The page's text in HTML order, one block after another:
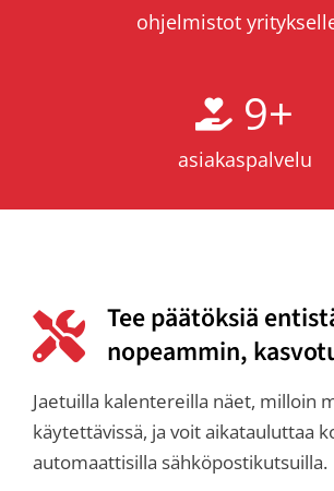
ohjelmistot
9+
asiakaspalvelu
Tee päätöksiä
nopeammin,
Jaetuilla kalentereilla näet, milloin
käytettävissä, ja voit aikatauluttaa
automaattisilla sähköpostikutsuilla.